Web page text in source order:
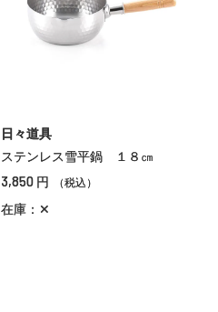
日々道具
ステンレス雪平鍋 １８㎝
3,850 円 （税込）
在庫：✕